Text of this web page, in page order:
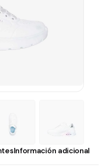
Información adicional